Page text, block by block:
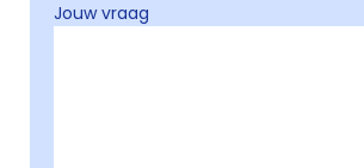
Jouw vraag